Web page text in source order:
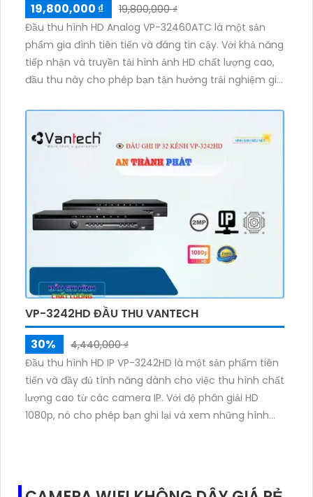
19,800,000 ₫
19,800,000 ₫
Đầu thu hình HD Analog VP-32460ATC là một sản
phẩm gia đình tiên tiến và đáng tin cậy. Với khả năng
tiếp nhận và truyền tải hình ảnh HD chất lượng cao,
đầu thu này cho phép bạn tận hưởng trải nghiệm giải
camera analog, đầu thu VP-32460ATC cho phép
bạn nâng cấp hệ thống camera hiện có mà không
cần thay đổi dây cáp. Các tính năng nâng cao khác
bao gồm hỗ trợ xem qua mạng, ghi hình và xem lại
diện người dùng thân thiện. VP-32460ATC là giải
pháp lý tưởng cho việc nâng cấp hệ thống giám sát
VP-3242HD ĐẦU THU VANTECH
30%
4,440,000 ₫
Đầu thu hình HD IP VP-3242HD là một sản phẩm tiên
tiến và đầy đủ tính năng dành cho việc thu hình chất
lượng cao từ các camera IP. Với độ phân giải HD
1080p, nó cho phép bạn ghi lại và xem những hình
3242HD còn có tính năng xem trực tiếp trên điện